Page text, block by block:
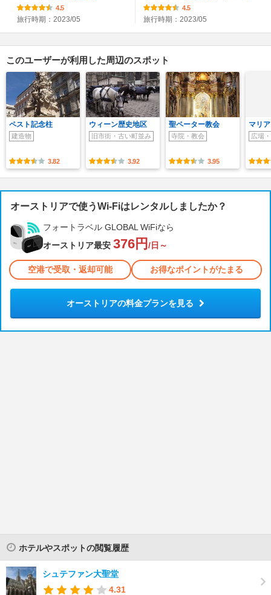
4.5
旅行時期：2023/05
4.5
旅行時期：2023/05
このユーザーが利用した周辺のスポット
ペスト記念柱
建造物
3.82
ウィーン歴史地区
旧市街・古い町並み
3.92
聖ペーター教会
寺院・教会
3.95
マリ
広場
オーストリアで使うWi-Fiはレンタルしましたか？
フォートラベル GLOBAL WiFiなら
オーストリア最安 376円 /日～
空港で受取・返却可能 お得なポイントがたまる
オーストリアの料金プランを見る
ホテルやスポットの閲覧履歴
シュテファン大聖堂
4.31